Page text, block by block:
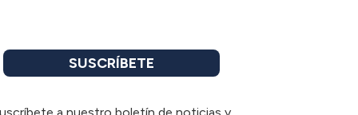
SUSCRÍBETE